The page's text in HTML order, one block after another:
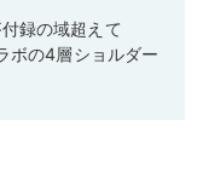
録の域超えて
ボの4層ショルダー